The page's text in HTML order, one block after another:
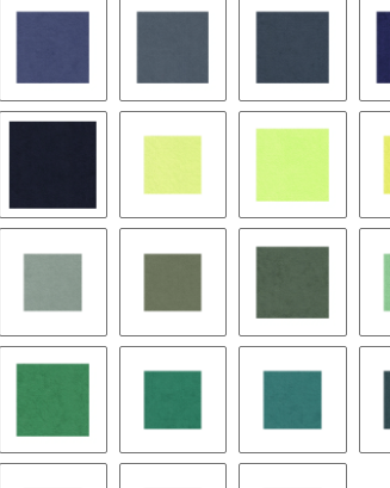
8402 brittany blue9074 nile blue 9075
9279 navy blue9116 pistachio9561 lime
9081 jade 8397 stone green8399 moss
9565 grass 8421 sea green8422 teal